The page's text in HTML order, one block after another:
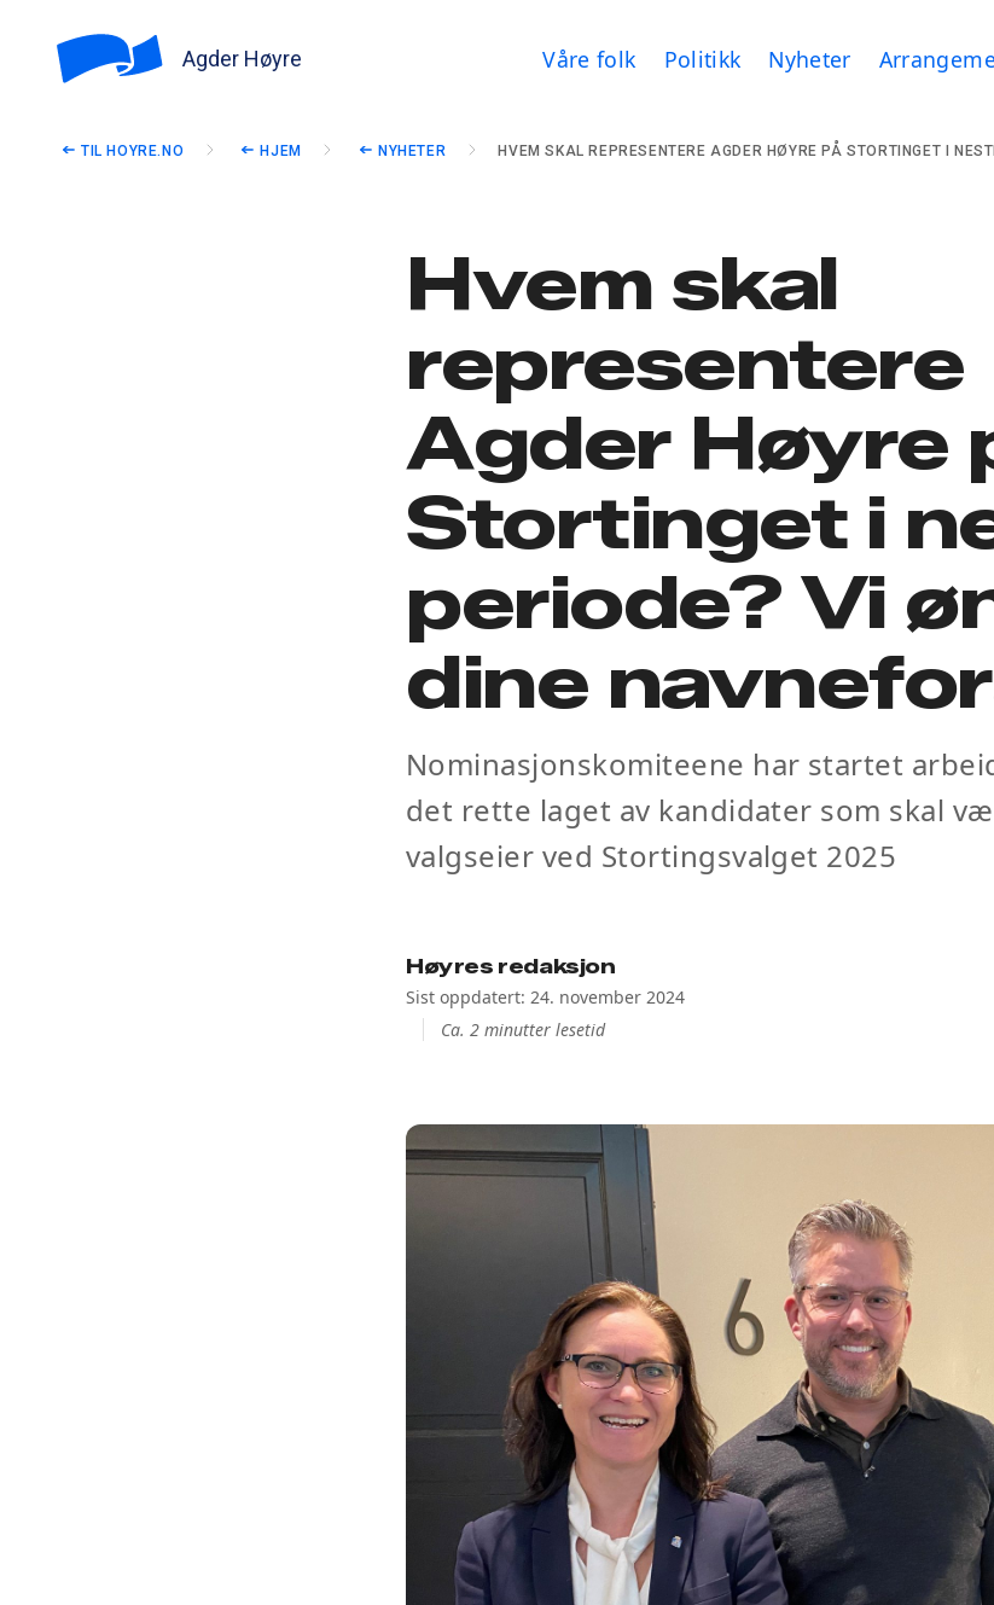
Agder Høyre Våre folk Politikk Nyheter
TIL HOYRE.NO HJEM NYHETER HVEM SKAL REPRESENTERE AGDER HØYRE PÅ STORTINGET I
Hvem skal
representere
Agder Høyre
Stortinget i
periode? Vi
dine
Nominasjonskomiteene har startet
det rette laget av kandidater som skal
valgseier ved Stortingsvalget 2025
Høyres redaksjon
Sist oppdatert: 24. november 2024
Ca. 2 minutter lesetid